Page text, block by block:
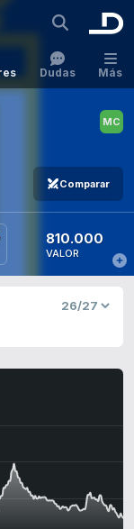
Dudas Más
Comparar
810.000
VALOR